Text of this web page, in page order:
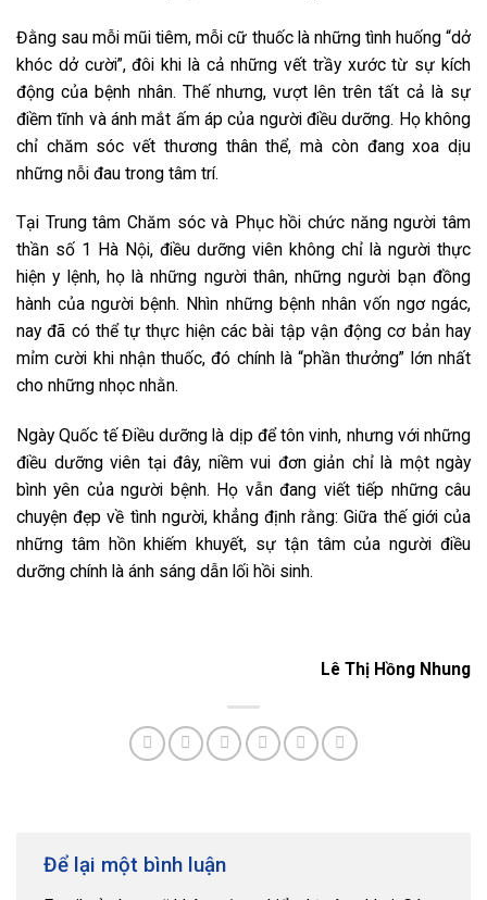
Đằng sau mỗi mũi tiêm, mỗi cữ thuốc là những tình huống “dở
khóc dở cười”, đôi khi là cả những vết trầy xước từ sự kích
động của bệnh nhân. Thế nhưng, vượt lên trên tất cả là sự
điềm tĩnh và ánh mắt ấm áp của người điều dưỡng. Họ không
chỉ chăm sóc vết thương thân thể, mà còn đang xoa dịu
những nỗi đau trong tâm trí.
Tại Trung tâm Chăm sóc và Phục hồi chức năng người tâm
thần số 1 Hà Nội, điều dưỡng viên không chỉ là người thực
hiện y lệnh, họ là những người thân, những người bạn đồng
hành của người bệnh. Nhìn những bệnh nhân vốn ngơ ngác,
nay đã có thể tự thực hiện các bài tập vận động cơ bản hay
mỉm cười khi nhận thuốc, đó chính là “phần thưởng” lớn nhất
cho những nhọc nhằn.
Ngày Quốc tế Điều dưỡng là dịp để tôn vinh, nhưng với những
điều dưỡng viên tại đây, niềm vui đơn giản chỉ là một ngày
bình yên của người bệnh. Họ vẫn đang viết tiếp những câu
chuyện đẹp về tình người, khẳng định rằng: Giữa thế giới của
những tâm hồn khiếm khuyết, sự tận tâm của người điều
dưỡng chính là ánh sáng dẫn lối hồi sinh.
Lê Thị Hồng Nhung
Để lại một bình luận